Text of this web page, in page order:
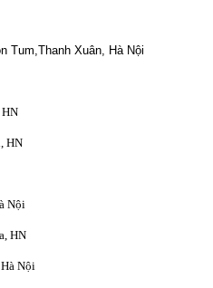
Tum,Thanh Xuân, Hà Nội
HN
Nội
HN
Nội